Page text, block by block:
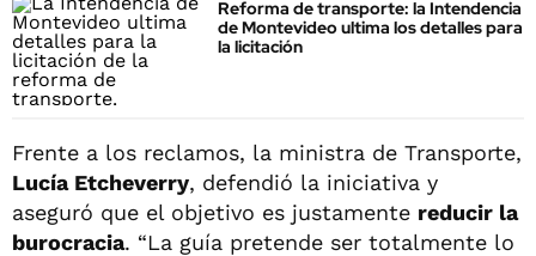
Reforma de transporte: la Intendencia
de Montevideo ultima los detalles para
la licitación
Frente a los reclamos, la ministra de Transporte,
Lucía Etcheverry, defendió la iniciativa y
aseguró que el objetivo es justamente reducir la
burocracia. “La guía pretende ser totalmente lo